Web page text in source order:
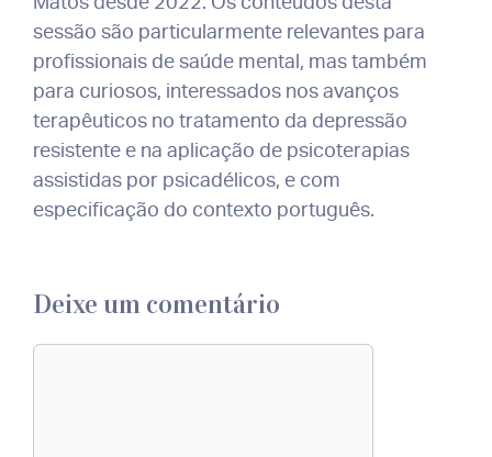
sessão são particularmente relevantes para
profissionais de saúde mental, mas também
para curiosos, interessados nos avanços
terapêuticos no tratamento da depressão
resistente e na aplicação de psicoterapias
assistidas por psicadélicos, e com
especificação do contexto português.
Deixe um comentário